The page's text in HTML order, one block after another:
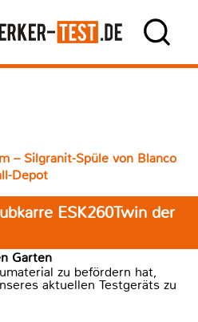
– Silgranit-Spüle von Blanco
Depot
ESK260Twin der
Garten
zu befördern hat,
aktuellen Testgeräts zu